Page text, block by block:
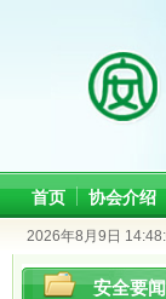
首页 协会介绍
2026年8月9日
宁波纬诚科技
安全要闻